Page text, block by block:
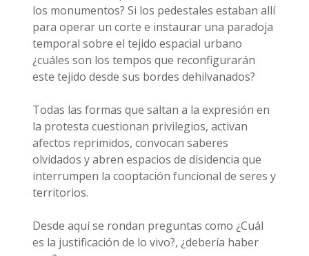
los monumentos? Si los pedestales estaban allí
para operar un corte e instaurar una paradoja
temporal sobre el tejido espacial urbano
¿cuáles son los tempos que reconfigurarán
este tejido desde sus bordes dehilvanados?
Todas las formas que saltan a la expresión en
la protesta cuestionan privilegios, activan
afectos reprimidos, convocan saberes
olvidados y abren espacios de disidencia que
interrumpen la cooptación funcional de seres y
territorios.
Desde aquí se rondan preguntas como ¿Cuál
es la justificación de lo vivo?, ¿debería haber